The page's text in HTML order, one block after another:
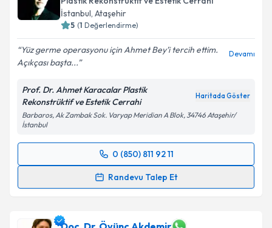
İstanbul, Ataşehir
5 (1 Değerlendirme)
Yüz germe operasyonu için Ahmet Bey’i tercih ettim.
Açıkçası başta...
Devamı
Prof. Dr. Ahmet Karacalar Plastik
Rekonstrüktif ve Estetik Cerrahi
Haritada Göster
Barbaros, Ak Zambak Sok. Varyap Meridian A Blok, 34746 Ataşehir/
İstanbul
0 (850) 811 92 11
Randevu Talep Et
Randevu Takvimi Talebi
için bir takvim hazırlandığında e-posta ile